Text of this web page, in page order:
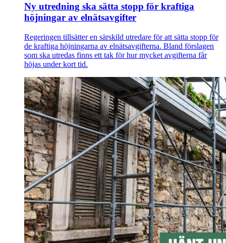
Ny utredning ska sätta stopp för kraftiga
höjningar av elnätsavgifter
Regeringen tillsätter en särskild utredare för att sätta stopp för
de kraftiga höjningarna av elnätsavgifterna. Bland förslagen
som ska utredas finns ett tak för hur mycket avgifterna får
höjas under kort tid.